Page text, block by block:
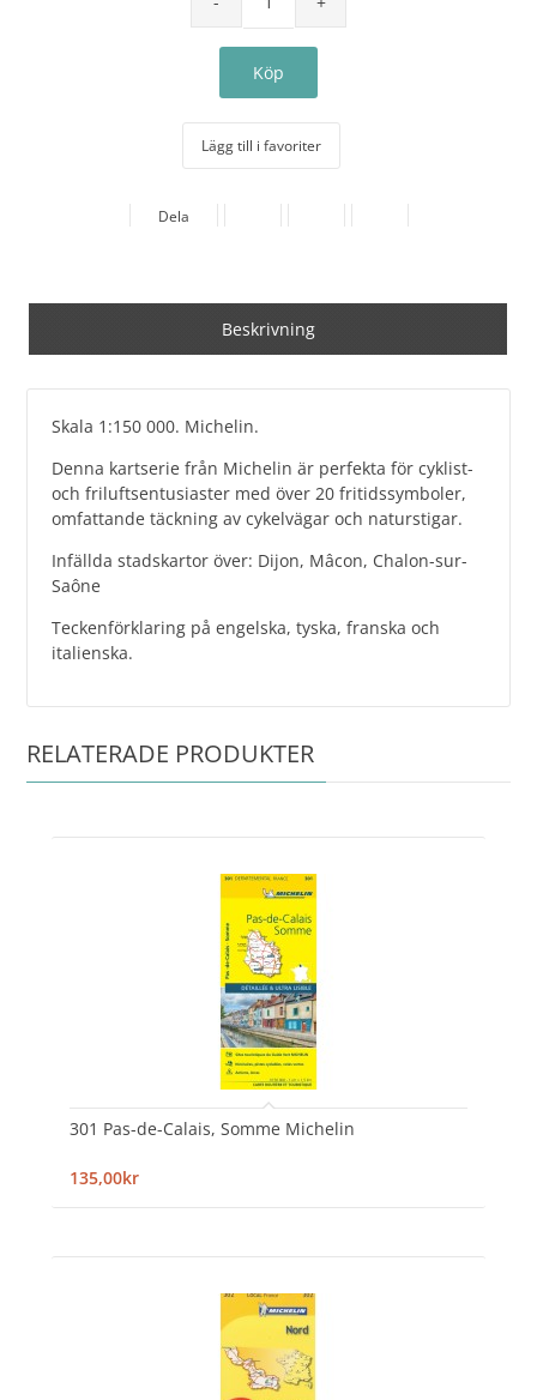
Lägg till i favoriter
Dela
Beskrivning
Skala 1:150 000. Michelin.
Denna kartserie från Michelin är perfekta för cyklist-
och friluftsentusiaster med över 20 fritidssymboler,
omfattande täckning av cykelvägar och naturstigar.
Infällda stadskartor över: Dijon, Mâcon, Chalon-sur-
Saône
Teckenförklaring på engelska, tyska, franska och
italienska.
RELATERADE PRODUKTER
301 Pas-de-Calais, Somme Michelin
135,00kr